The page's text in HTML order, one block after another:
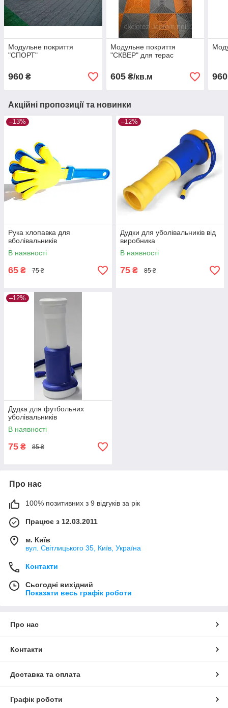
Модульне покриття
"СПОРТ"
960 ₴
Модульне покриття
"СКВЕР" для терас
605₴/кв.м 960
Акційні пропозиції та новинки
–13%
Рука хлопавка для
вболівальників
В наявності
65 ₴ 75 ₴
–12%
Дудки для уболівальників від
виробника
В наявності
75 ₴ 85 ₴
–12%
Дудка для футбольних
уболівальників
В наявності
75 ₴ 85 ₴
Про нас
100% позитивних з 9 відгуків за рік
Працює з 12.03.2011
м. Київ
вул. Світлицького 35, Київ, Україна
Контакти
Сьогодні вихідний
Показати весь графік роботи
Про нас
Контакти
Доставка та оплата
Графік роботи